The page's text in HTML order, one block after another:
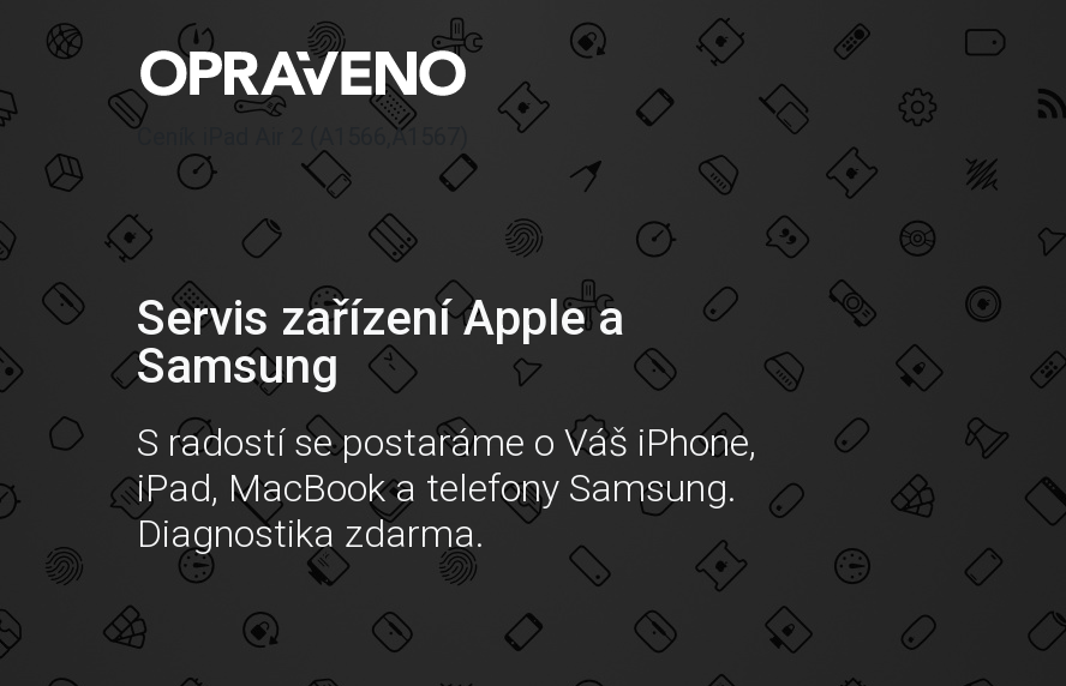
Ceník iPad Air 2 (A1566,A1567)
Servis zařízení Apple a
Samsung
S radostí se postaráme o Váš iPhone,
iPad, MacBook a telefony Samsung.
Diagnostika zdarma.